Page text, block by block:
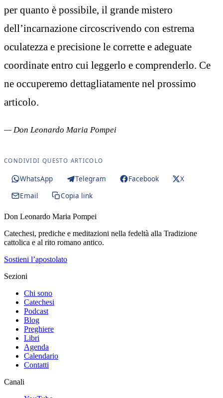
per quanto è possibile, il grande mistero
dell’incarnazione circoscrivendo con estrema
oculatezza e precisione le corrette e adeguate
coordinate entro cui leggerlo e comprenderlo. Ce
ne occuperemo dettagliatamente nel prossimo
articolo.
— Don Leonardo Maria Pompei
CONDIVIDI QUESTO ARTICOLO
WhatsApp Telegram Facebook
X
Email
Copia link
Don Leonardo Maria Pompei
Catechesi, prediche e meditazioni nella fedeltà alla Tradizione
cattolica e al rito romano antico.
Sostieni l’apostolato
Sezioni
Chi sono
Catechesi
Podcast
Blog
Preghiere
Libri
Agenda
Calendario
Contatti
Canali